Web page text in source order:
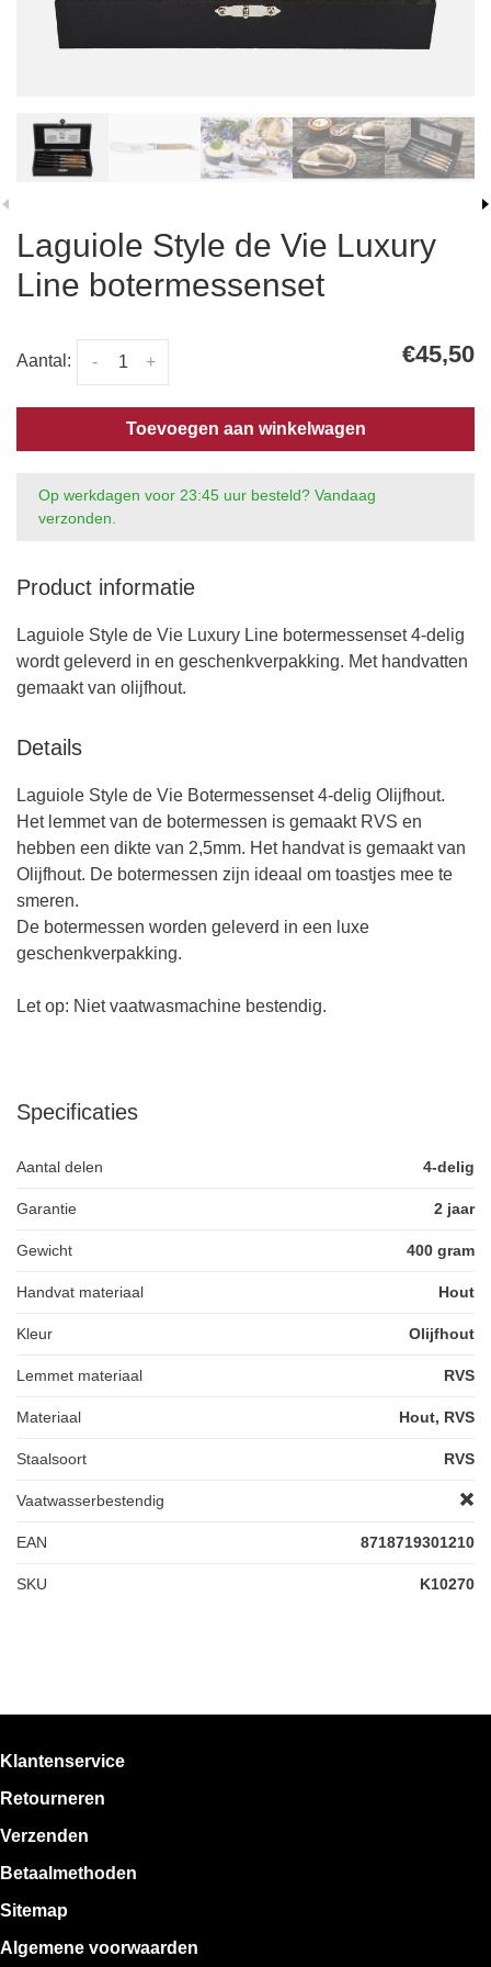
Laguiole Style de Vie Luxury
Line botermessenset
Aantal: +
- €45,50
Toevoegen aan winkelwagen
Op werkdagen voor 23:45 uur besteld? Vandaag
verzonden.
Product informatie
Laguiole Style de Vie Luxury Line botermessenset 4-delig
wordt geleverd in en geschenkverpakking. Met handvatten
gemaakt van olijfhout.
Details
Laguiole Style de Vie Botermessenset 4-delig Olijfhout.
Het lemmet van de botermessen is gemaakt RVS en
hebben een dikte van 2,5mm. Het handvat is gemaakt van
Olijfhout. De botermessen zijn ideaal om toastjes mee te
smeren.
De botermessen worden geleverd in een luxe
geschenkverpakking.
Let op: Niet vaatwasmachine bestendig.
Specificaties
Aantal delen 4-delig
Garantie 2 jaar
Gewicht 400 gram
Handvat materiaal Hout
Kleur Olijfhout
Lemmet materiaal RVS
Materiaal Hout, RVS
Staalsoort RVS
Vaatwasserbestendig
EAN 8718719301210
SKU K10270
Klantenservice
Retourneren
Verzenden
Betaalmethoden
Sitemap
Algemene voorwaarden